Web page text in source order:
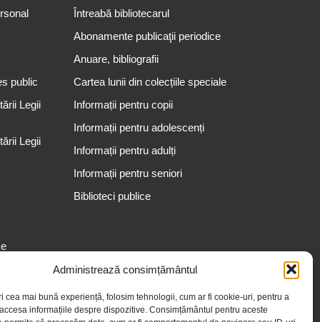
Administrează consimțământul
cea mai bună experiență, folosim tehnologii, cum ar fi cookie-uri, pentru a
informațiile despre dispozitive. Consimțământul pentru aceste
public
Legii
Legii
Întreabă bibliotecarul
Abonamente publicaţii periodice
Anuare, bibliografii
Cartea lunii din colecțiile speciale
Informații pentru copii
Informații pentru adolescenți
Informații pentru adulți
Informații pentru seniori
Biblioteci publice